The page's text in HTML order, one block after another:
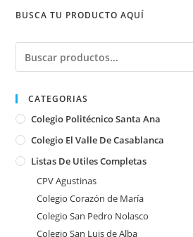
Puente
Alto
BUSCA TU PRODUCTO AQUÍ
Buscar
CATEGORIAS
Colegio Politécnico Santa Ana
Colegio El Valle De Casablanca
Listas De Utiles Completas
CPV Agustinas
Colegio Corazón de María
Colegio San Pedro Nolasco
Colegio San Luis de Alba